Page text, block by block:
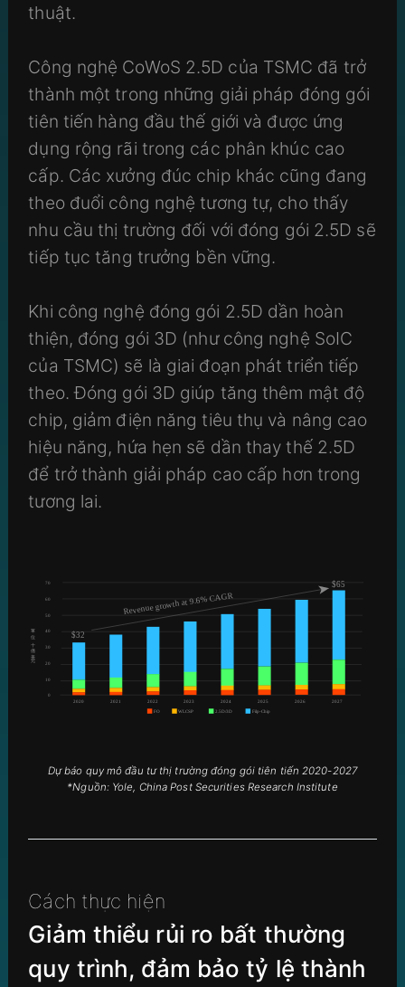
thuật.
Công nghệ CoWoS 2.5D của TSMC đã trở
thành một trong những giải pháp đóng gói
tiên tiến hàng đầu thế giới và được ứng
dụng rộng rãi trong các phân khúc cao
cấp. Các xưởng đúc chip khác cũng đang
theo đuổi công nghệ tương tự, cho thấy
nhu cầu thị trường đối với đóng gói 2.5D sẽ
tiếp tục tăng trưởng bền vững.
Khi công nghệ đóng gói 2.5D dần hoàn
thiện, đóng gói 3D (như công nghệ SoIC
của TSMC) sẽ là giai đoạn phát triển tiếp
theo. Đóng gói 3D giúp tăng thêm mật độ
chip, giảm điện năng tiêu thụ và nâng cao
hiệu năng, hứa hẹn sẽ dần thay thế 2.5D
để trở thành giải pháp cao cấp hơn trong
tương lai.
Dự báo quy mô đầu tư thị trường đóng gói tiên tiến 2020-2027
*Nguồn: Yole, China Post Securities Research Institute
Cách thực hiện
Giảm thiểu rủi ro bất thường
quy trình, đảm bảo tỷ lệ thành